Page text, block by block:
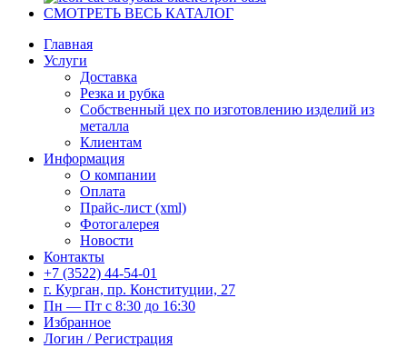
СМОТРЕТЬ ВЕСЬ КАТАЛОГ
Главная
Услуги
Доставка
Резка и рубка
Собственный цех по изготовлению изделий из
металла
Клиентам
Информация
О компании
Оплата
Прайс-лист (xml)
Фотогалерея
Новости
Контакты
+7 (3522) 44-54-01
г. Курган, пр. Конституции, 27
Пн — Пт с 8:30 до 16:30
Избранное
Логин / Регистрация